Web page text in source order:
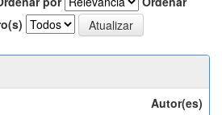
Autor(es)